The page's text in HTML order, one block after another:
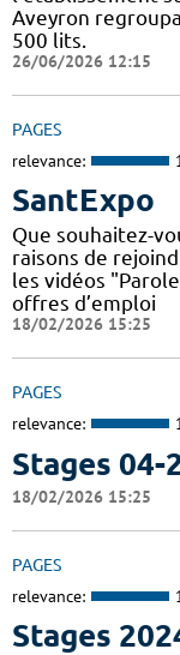
Aveyron
500 lits.
26/06/2026 12:15
PAGES
relevance:
SantExpo
Que souhaitez-
raisons de
les vidéos
offres d’emploi
18/02/2026 15:25
PAGES
relevance:
Stages 04-
18/02/2026 15:25
PAGES
relevance:
Stages